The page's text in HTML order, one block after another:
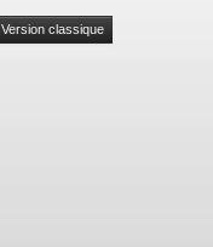
Version classique